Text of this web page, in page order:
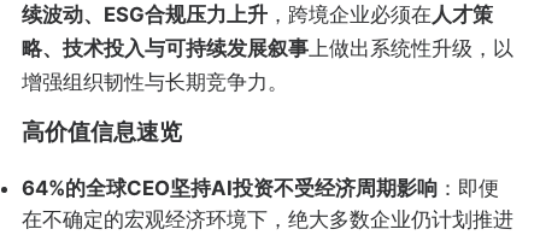
续波动、ESG合规压力上升，跨境企业必须在人才策
略、技术投入与可持续发展叙事上做出系统性升级，以
增强组织韧性与长期竞争力。
高价值信息速览
64%的全球CEO坚持AI投资不受经济周期影响：即便
在不确定的宏观经济环境下，绝大多数企业仍计划推进